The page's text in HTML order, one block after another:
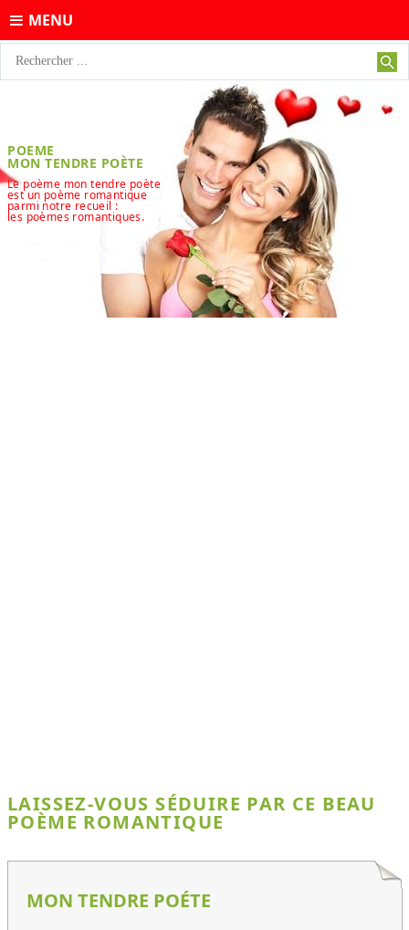
MENU
POEME
MON TENDRE POÈTE
Le poème mon tendre poète
est un poème romantique
parmi notre recueil :
les poèmes romantiques.
LAISSEZ-VOUS SÉDUIRE PAR CE BEAU
POÈME ROMANTIQUE
MON TENDRE POÉTE